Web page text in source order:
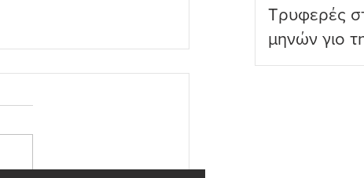
Τρυφερές
μηνών γιο